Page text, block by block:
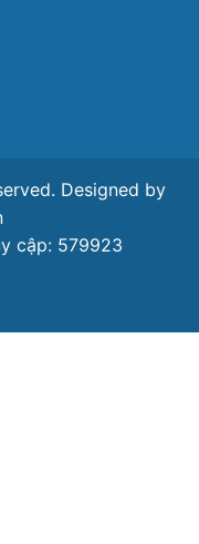
Designed by
cập: 579923